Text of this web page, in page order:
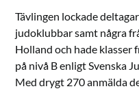
Tävlingen lockade
judoklubbar samt några
Holland och hade klasser
på nivå B enligt Svenska
Med drygt 270 anmälda